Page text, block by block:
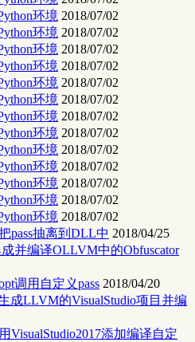
环境 2018/07/02
环境 2018/07/02
环境 2018/07/02
环境 2018/07/02
环境 2018/07/02
环境 2018/07/02
环境 2018/07/02
环境 2018/07/02
环境 2018/07/02
环境 2018/07/02
环境 2018/07/02
环境 2018/07/02
环境 2018/07/02
pass抽离到DLL中 2018/04/25
并编译OLLVM中的Obfuscator
调用自定义pass 2018/04/20
成LLVM的VisualStudio项目并编
VisualStudio2017添加编译自定